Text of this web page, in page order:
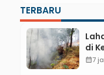
TERBARU
di
calendar_month7